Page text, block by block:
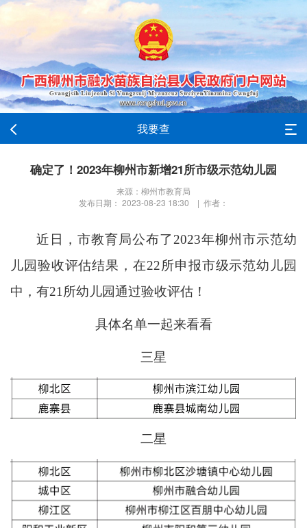
我要查
确定了！2023年柳州市新增21所市级示范幼儿园
来源：柳州市教育局
发布日期： 2023-08-23 18:30 | 作者：
近日，市教育局公布了2023年柳州市示范幼
儿园验收评估结果，在22所申报市级示范幼儿园
中，有21所幼儿园通过验收评估！
具体名单一起来看看
三星
二星